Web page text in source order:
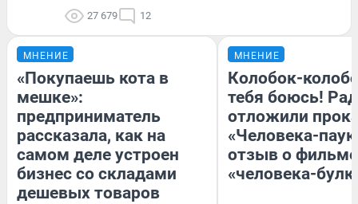
27 679 12
МНЕНИЕ
«Покупаешь кота в
мешке»:
предприниматель
рассказала, как на
самом деле устроен
бизнес со складами
дешевых товаров
МНЕНИЕ
Колобок-
тебя боюсь!
отложили
«Человека-
отзыв о
«человека-